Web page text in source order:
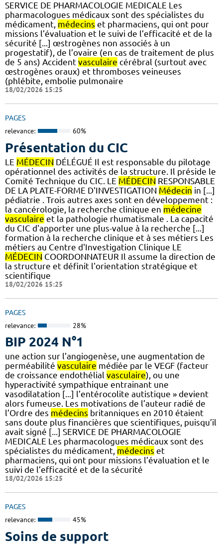
SERVICE DE PHARMACOLOGIE MEDICALE Les
pharmacologues médicaux sont des spécialistes du
médicament, médecins et pharmaciens, qui ont pour
missions l’évaluation et le suivi de l’efficacité et de la
sécurité [...] œstrogènes non associés à un
progestatif), de l’ovaire (en cas de traitement de plus
de 5 ans) Accident vasculaire cérébral (surtout avec
œstrogènes oraux) et thromboses veineuses
(phlébite, embolie pulmonaire
18/02/2026 15:25
PAGES
relevance: 60%
Présentation du CIC
LE MÉDECIN DÉLÉGUÉ Il est responsable du pilotage
opérationnel des activités de la structure. Il préside le
Comité Technique du CIC. LE MÉDECIN RESPONSABLE
DE LA PLATE-FORME D'INVESTIGATION Médecin in [...]
pédiatrie . Trois autres axes sont en développement :
la cancérologie, la recherche clinique en médecine
vasculaire et la pathologie rhumatismale . La capacité
du CIC d'apporter une plus-value à la recherche [...]
formation à la recherche clinique et à ses métiers Les
métiers au Centre d'Investigation Clinique LE
MÉDECIN COORDONNATEUR Il assume la direction de
la structure et définit l'orientation stratégique et
scientifique
18/02/2026 15:25
PAGES
relevance: 28%
BIP 2024 N°1
une action sur l’angiogenèse, une augmentation de
perméabilité vasculaire médiée par le VEGF (facteur
de croissance endothélial vasculaire), ou une
hyperactivité sympathique entrainant une
vasodilatation [...] l’entérocolite autistique » devient
alors fumeuse. Les motivations de l’auteur radié de
l’Ordre des médecins britanniques en 2010 étaient
sans doute plus financières que scientifiques, puisqu’il
avait signé [...] SERVICE DE PHARMACOLOGIE
MEDICALE Les pharmacologues médicaux sont des
spécialistes du médicament, médecins et
pharmaciens, qui ont pour missions l’évaluation et le
suivi de l’efficacité et de la sécurité
18/02/2026 15:25
PAGES
relevance: 45%
Soins de support